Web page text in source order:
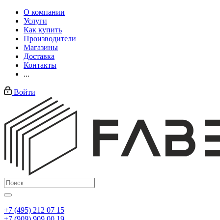
О компании
Услуги
Как купить
Производители
Магазины
Доставка
Контакты
...
Войти
+7 (495) 212 07 15